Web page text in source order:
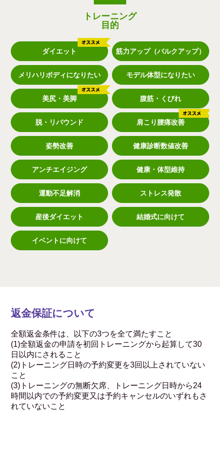
トレーニング
目的
ダイエット 筋力アップ（バルクアップ）
メリハリボディになりたい モデル体型になりたい
美尻・美脚 腹筋・くびれ
脱・リバウンド 肩こり腰痛改善
姿勢改善 健康診断数値改善
アンチエイジング 健康・体型維持
運動不足解消 ストレス発散
産後ダイエット 結婚式に向けて
イベントに向けて
返金保証について
全額返金条件は、以下の3つを全て満たすこと
(1)全額返金の申請を初回トレーニングから起算して30
日以内にされること
(2)トレーニング日時の予約変更を3回以上されていない
こと
(3)トレーニングの無断欠席、トレーニング日時から24
時間以内での予約変更又は予約キャンセルのいずれもさ
れていないこと